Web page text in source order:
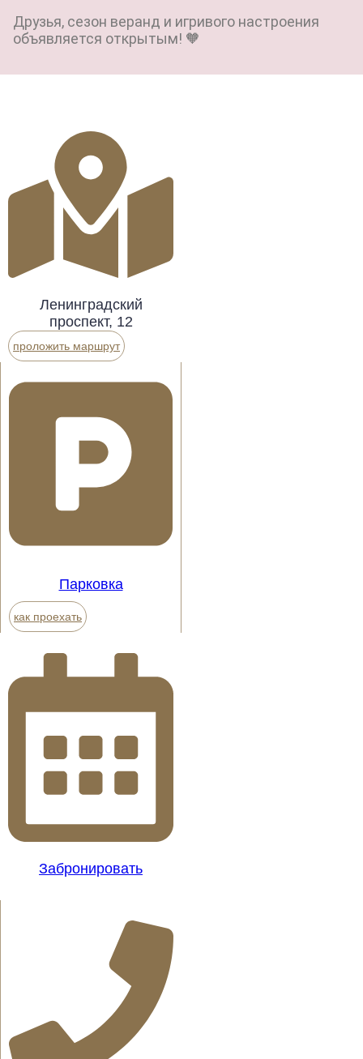
Друзья, сезон веранд и игривого настроения
объявляется открытым! 🧡
Ленинградский
проспект, 12
проложить маршрут
Парковка
как проехать
Забронировать